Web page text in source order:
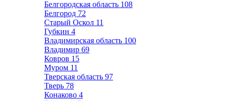
Белгородская область 108
Белгород 72
Старый Оскол 11
Губкин 4
Владимирская область 100
Владимир 69
Ковров 15
Муром 11
Тверская область 97
Тверь 78
Конаково 4